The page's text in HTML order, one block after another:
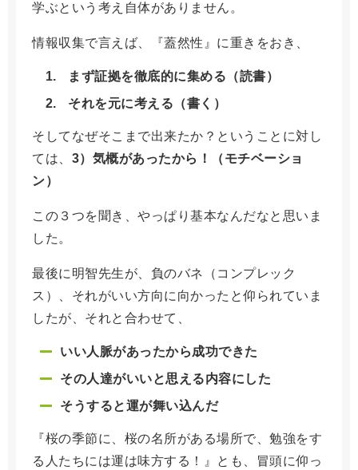
学ぶという考え自体がありません。
情報収集で言えば、『蓋然性』に重きをおき、
まず証拠を徹底的に集める（読書）
それを元に考える（書く）
そしてなぜそこまで出来たか？ということに対し
ては、 3）気概があったから！（モチベーショ
ン）
この３つを聞き、やっぱり基本なんだなと思いま
した。
最後に明智先生が、負のバネ（コンプレック
ス）、それがいい方向に向かったと仰られていま
したが、それと合わせて、
いい人脈があったから成功できた
その人達がいいと思える内容にした
そうすると運が舞い込んだ
『桜の季節に、桜の名所がある場所で、勉強をす
る人たちには運は味方する！』とも、冒頭に仰っ